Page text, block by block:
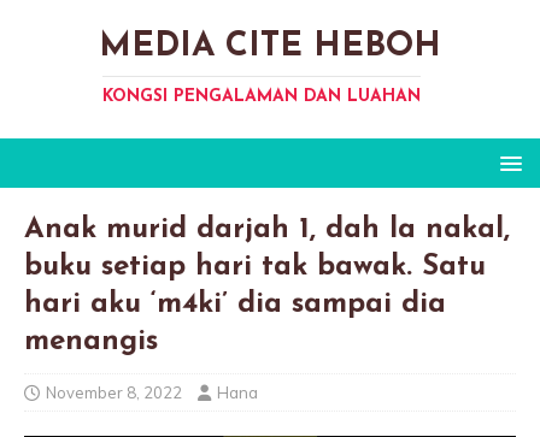
MEDIA CITE HEBOH
KONGSI PENGALAMAN DAN LUAHAN
Anak murid darjah 1, dah la nakal,
buku setiap hari tak bawak. Satu
hari aku ‘m4ki’ dia sampai dia
menangis
November 8, 2022 Hana